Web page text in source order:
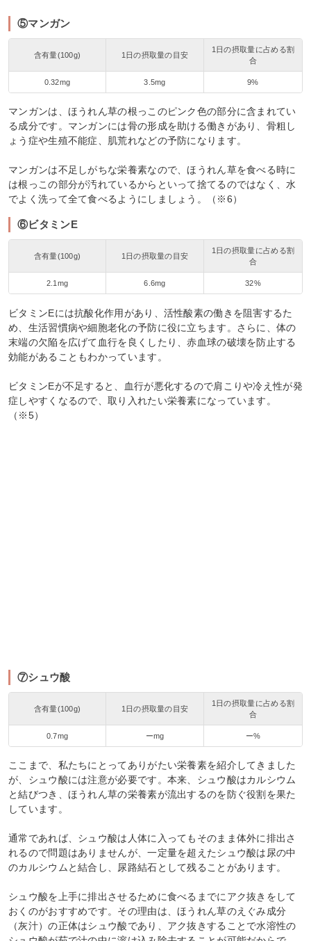
⑤マンガン
含有量(100g) 1日の摂取量の目安
1日の摂取量に占める割
合
0.32mg 3.5mg 9%
マンガンは、ほうれん草の根っこのピンク色の部分に含まれてい
る成分です。マンガンには骨の形成を助ける働きがあり、骨粗し
ょう症や生殖不能症、肌荒れなどの予防になります。
マンガンは不足しがちな栄養素なので、ほうれん草を食べる時に
は根っこの部分が汚れているからといって捨てるのではなく、水
でよく洗って全て食べるようにしましょう。（※6）
⑥ビタミンE
含有量(100g) 1日の摂取量の目安
1日の摂取量に占める割
合
2.1mg 6.6mg 32%
ビタミンEには抗酸化作用があり、活性酸素の働きを阻害するた
め、生活習慣病や細胞老化の予防に役に立ちます。さらに、体の
末端の欠陥を広げて血行を良くしたり、赤血球の破壊を防止する
効能があることもわかっています。
ビタミンEが不足すると、血行が悪化するので肩こりや冷え性が発
症しやすくなるので、取り入れたい栄養素になっています。
（※5）
⑦シュウ酸
含有量(100g) 1日の摂取量の目安
1日の摂取量に占める割
合
0.7mg ーmg ー%
ここまで、私たちにとってありがたい栄養素を紹介してきました
が、シュウ酸には注意が必要です。本来、シュウ酸はカルシウム
と結びつき、ほうれん草の栄養素が流出するのを防ぐ役割を果た
しています。
通常であれば、シュウ酸は人体に入ってもそのまま体外に排出さ
れるので問題はありませんが、一定量を超えたシュウ酸は尿の中
のカルシウムと結合し、尿路結石として残ることがあります。
シュウ酸を上手に排出させるために食べるまでにアク抜きをして
おくのがおすすめです。その理由は、ほうれん草のえぐみ成分
（灰汁）の正体はシュウ酸であり、アク抜きすることで水溶性の